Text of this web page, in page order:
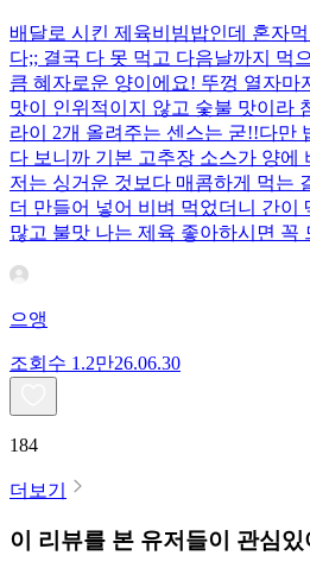
배달로 시킨 제육비빔밥인데 혼자
다;; 결국 다 못 먹고 다음날까지 먹
큼 혜자로운 양이에요! 뚜껑 열자마
맛이 인위적이지 않고 숯불 맛이라
라이 2개 올려주는 센스는 굳!! ​다만
다 보니까 기본 고추장 소스가 양에
저는 싱거운 것보다 매콤하게 먹는
더 만들어 넣어 비벼 먹었더니 간이
많고 불맛 나는 제육 좋아하시면 꼭
으앵
조회수 1.2만26.06.30
184
더보기
이 리뷰를 본 유저들이 관심